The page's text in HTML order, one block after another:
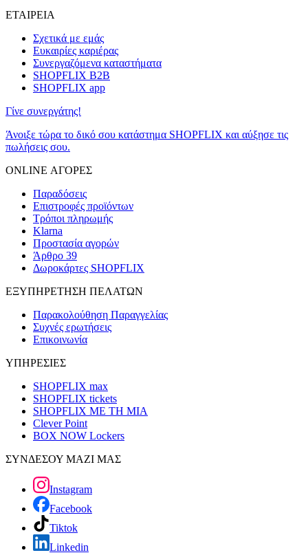
ΕΤΑΙΡΕΙΑ
Σχετικά με εμάς
Ευκαιρίες καριέρας
Συνεργαζόμενα καταστήματα
SHOPFLIX B2B
SHOPFLIX app
Γίνε συνεργάτης!
Άνοιξε τώρα το δικό σου κατάστημα SHOPFLIX και αύξησε τις
πωλήσεις σου.
ONLINE ΑΓΟΡΕΣ
Παραδόσεις
Επιστροφές προϊόντων
Τρόποι πληρωμής
Klarna
Προστασία αγορών
Άρθρο 39
Δωροκάρτες SHOPFLIX
ΕΞΥΠΗΡΕΤΗΣΗ ΠΕΛΑΤΩΝ
Παρακολούθηση Παραγγελίας
Συχνές ερωτήσεις
Επικοινωνία
ΥΠΗΡΕΣΙΕΣ
SHOPFLIX max
SHOPFLIX tickets
SHOPFLIX ΜΕ ΤΗ ΜΙΑ
Clever Point
BOX NOW Lockers
ΣΥΝΔΕΣΟΥ ΜΑΖΙ ΜΑΣ
Instagram
Facebook
Tiktok
Linkedin